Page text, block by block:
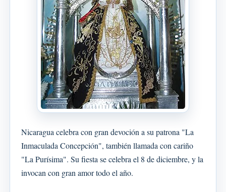
Nicaragua celebra con gran devoción a su patrona "La
Inmaculada Concepción", también llamada con cariño
"La Purísima". Su fiesta se celebra el 8 de diciembre, y la
invocan con gran amor todo el año.